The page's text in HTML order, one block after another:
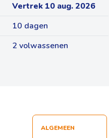
Vertrek 10 aug. 2026
10 dagen
2 volwassenen
ALGEMEEN